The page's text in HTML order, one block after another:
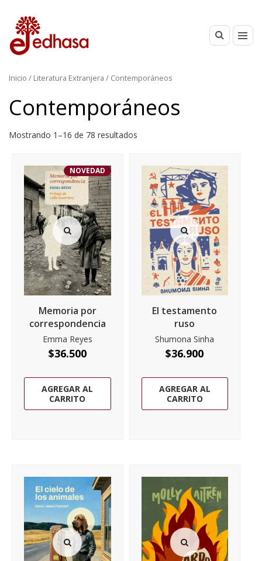
Inicio / Literatura Extranjera / Contemporáneos
Contemporáneos
Mostrando 1–16 de 78 resultados
NOVEDAD
Memoria por
correspondencia
Emma Reyes
$36.500
AGREGAR AL
CARRITO
El testamento
ruso
Shumona Sinha
$36.900
AGREGAR AL
CARRITO